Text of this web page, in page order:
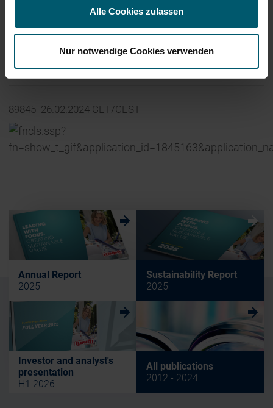
Alle Cookies zulassen
Nur notwendige Cookies verwenden
EQS News Service
89845 26.02.2024 CET/CEST
Annual Report
2025
w
Sustainability Report
2025
w
Investor and analyst's
presentation
H1 2026
w
All publications
2012 - 2024
w